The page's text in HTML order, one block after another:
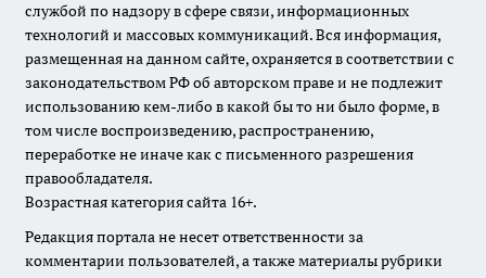
службой по надзору в сфере связи, информационных
технологий и массовых коммуникаций. Вся информация,
размещенная на данном сайте, охраняется в соответствии с
законодательством РФ об авторском праве и не подлежит
использованию кем-либо в какой бы то ни было форме, в
том числе воспроизведению, распространению,
переработке не иначе как с письменного разрешения
правообладателя.
Возрастная категория сайта 16+.
Редакция портала не несет ответственности за
комментарии пользователей, а также материалы рубрики